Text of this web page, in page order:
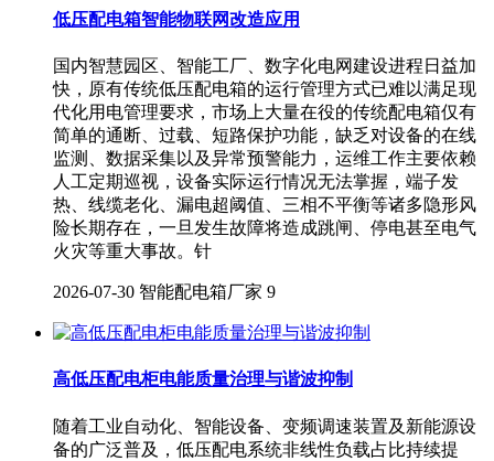
低压配电箱智能物联网改造应用
国内智慧园区、智能工厂、数字化电网建设进程日益加
快，原有传统低压配电箱的运行管理方式已难以满足现
代化用电管理要求，市场上大量在役的传统配电箱仅有
简单的通断、过载、短路保护功能，缺乏对设备的在线
监测、数据采集以及异常预警能力，运维工作主要依赖
人工定期巡视，设备实际运行情况无法掌握，端子发
热、线缆老化、漏电超阈值、三相不平衡等诸多隐形风
险长期存在，一旦发生故障将造成跳闸、停电甚至电气
火灾等重大事故。针
2026-07-30 智能配电箱厂家 9
高低压配电柜电能质量治理与谐波抑制
随着工业自动化、智能设备、变频调速装置及新能源设
备的广泛普及，低压配电系统非线性负载占比持续提